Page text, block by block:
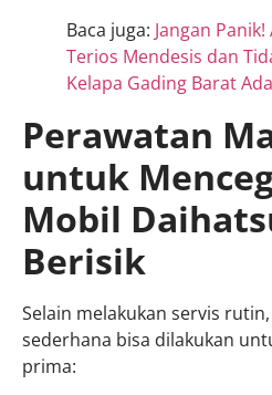
Baca juga: Jangan
Terios Mendesis dan
Kelapa Gading Barat
Perawatan
untuk
Mobil
Berisik
Selain melakukan servis
sederhana bisa dilakukan
prima: